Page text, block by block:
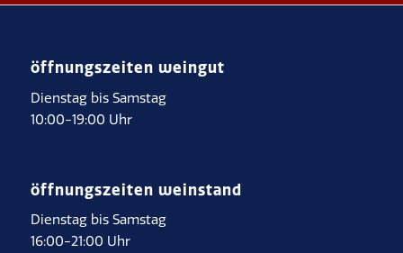
öffnungszeiten weingut
Dienstag bis Samstag
10:00-19:00 Uhr
öffnungszeiten weinstand
Dienstag bis Samstag
16:00-21:00 Uhr